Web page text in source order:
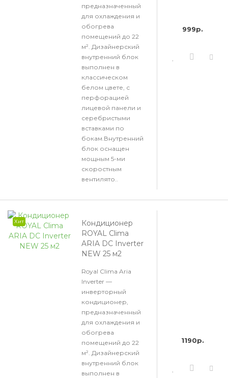
предназначенный
для охлаждения и
обогрева
помещений до 22
м². Дизайнерский
внутренний блок
выполнен в
классическом
белом цвете, с
перфорацией
лицевой панели и
серебристыми
вставками по
бокам.Внутренний
блок оснащен
мощным 5-ми
скоростным
вентилято..
999р.
Хит
Кондиционер
ROYAL Clima
ARIA DC Inverter
NEW 25 м2
Royal Clima Aria
Inverter —
инверторный
кондиционер,
предназначенный
для охлаждения и
обогрева
помещений до 22
м². Дизайнерский
внутренний блок
выполнен в
1190р.